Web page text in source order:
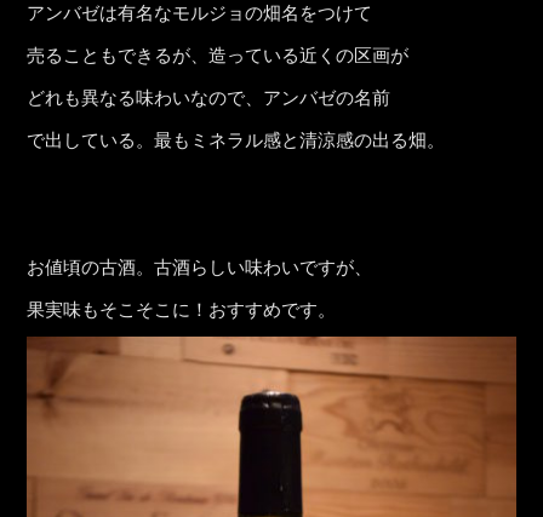
アンバゼは有名なモルジョの畑名をつけて
売ることもできるが、造っている近くの区画が
どれも異なる味わいなので、アンバゼの名前
で出している。最もミネラル感と清涼感の出る畑。
お値頃の古酒。古酒らしい味わいですが、
果実味もそこそこに！おすすめです。